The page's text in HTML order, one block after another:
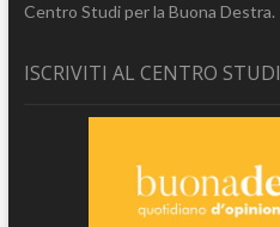
Centro Studi per la Buona Destra.
ISCRIVITI AL CENTRO STUDI